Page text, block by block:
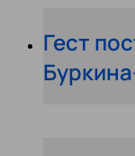
Гест